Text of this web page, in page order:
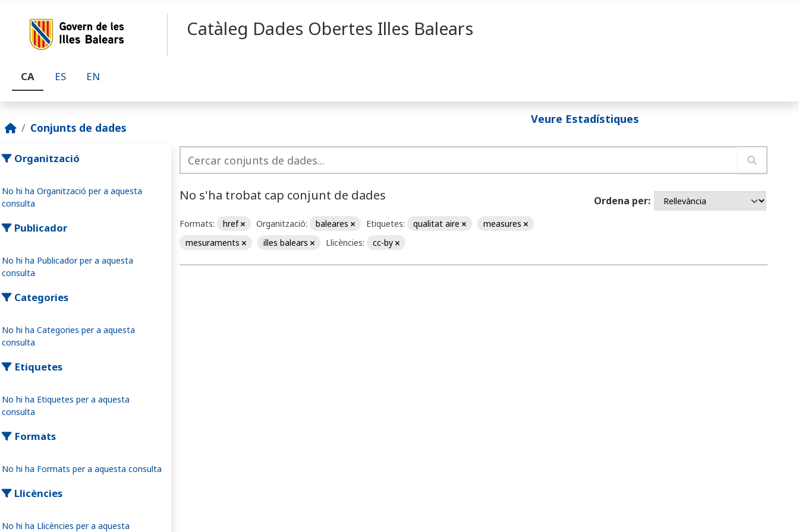
Catàleg Dades Obertes Illes Balears
CA ES EN
Veure Estadístiques
Conjunts de dades
Organització
No hi ha Organització per a aquesta
consulta
Publicador
No hi ha Publicador per a aquesta
consulta
Categories
No hi ha Categories per a aquesta
consulta
Etiquetes
No hi ha Etiquetes per a aquesta
consulta
Formats
No hi ha Formats per a aquesta consulta
Llicències
No hi ha Llicències per a aquesta
Ordena per
No s'ha trobat cap conjunt de dades
Formats: href Organització: baleares Etiquetes: qualitat aire
measures
mesuraments
illes balears Llicències: cc-by